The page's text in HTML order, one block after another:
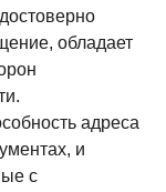
обладает
адреса
и
с